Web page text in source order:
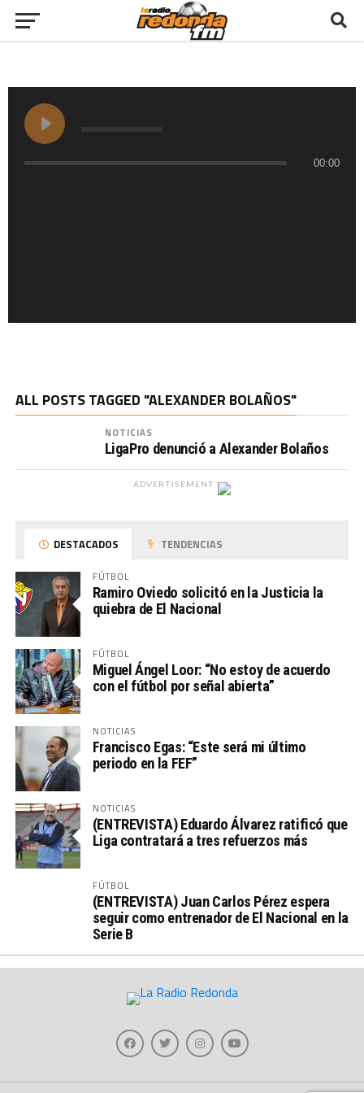
00:00
ALL POSTS TAGGED "ALEXANDER BOLAÑOS"
NOTICIAS
LigaPro denunció a Alexander Bolaños
ADVERTISEMENT
DESTACADOS TENDENCIAS
FÚTBOL
Ramiro Oviedo solicitó en la Justicia la
quiebra de El Nacional
FÚTBOL
Miguel Ángel Loor: “No estoy de acuerdo
con el fútbol por señal abierta”
NOTICIAS
Francisco Egas: “Este será mi último
periodo en la FEF”
NOTICIAS
(ENTREVISTA) Eduardo Álvarez ratificó que
Liga contratará a tres refuerzos más
FÚTBOL
(ENTREVISTA) Juan Carlos Pérez espera
seguir como entrenador de El Nacional en la
Serie B